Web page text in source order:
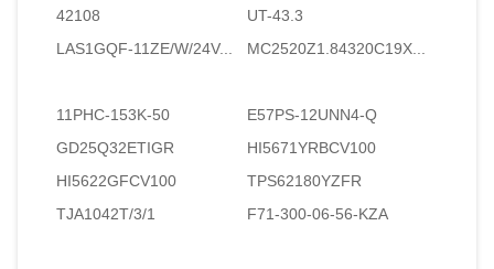
42108
UT-43.3
LAS1GQF-11ZE/W/24V...
MC2520Z1.84320C19X...
11PHC-153K-50
E57PS-12UNN4-Q
GD25Q32ETIGR
HI5671YRBCV100
HI5622GFCV100
TPS62180YZFR
TJA1042T/3/1
F71-300-06-56-KZA